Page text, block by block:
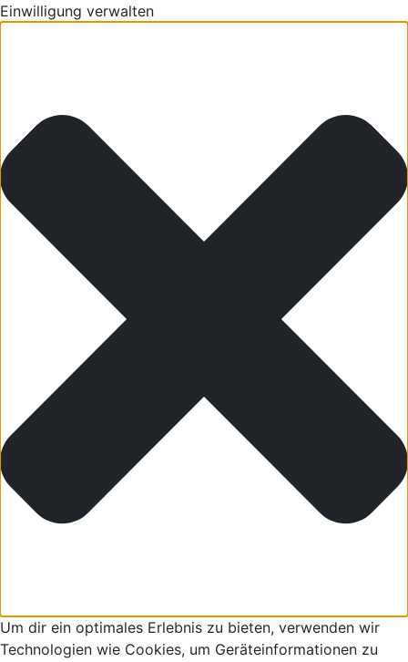
Einwilligung verwalten
Um dir ein optimales Erlebnis zu bieten, verwenden wir
Technologien wie Cookies, um Geräteinformationen zu